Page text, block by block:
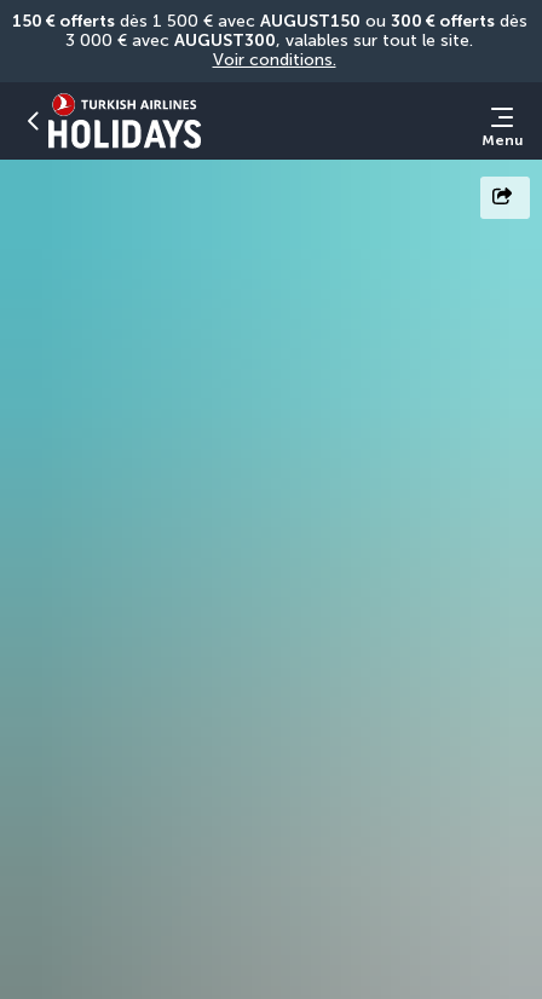
150 € offerts dès 1 500 € avec AUGUST150 ou 300 € offerts dès
3 000 € avec AUGUST300
Voir conditions.
Menu